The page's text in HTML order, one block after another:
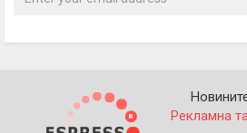
Рекламна